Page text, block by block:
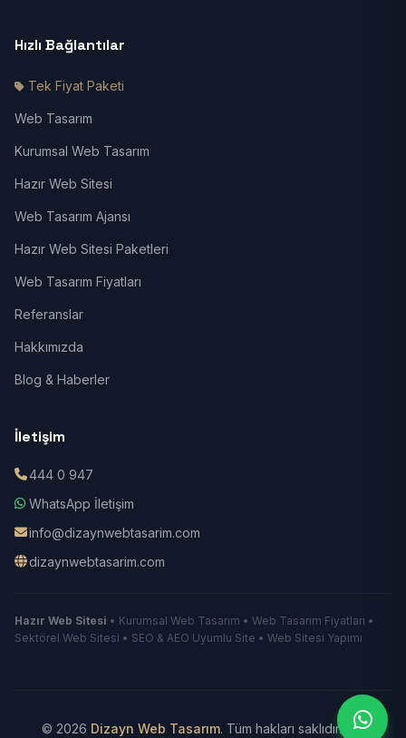
Hızlı Bağlantılar
Tek Fiyat Paketi
Web Tasarım
Kurumsal Web Tasarım
Hazır Web Sitesi
Web Tasarım Ajansı
Hazır Web Sitesi Paketleri
Web Tasarım Fiyatları
Referanslar
Hakkımızda
Blog & Haberler
İletişim
444 0 947
WhatsApp İletişim
info@dizaynwebtasarim.com
dizaynwebtasarim.com
Hazır Web Sitesi • Kurumsal Web Tasarım • Web Tasarım Fiyatları •
Sektörel Web Sitesi • SEO & AEO Uyumlu Site • Web Sitesi Yapımı
© 2026 Dizayn Web Tasarım. Tüm hakları saklıdır. |